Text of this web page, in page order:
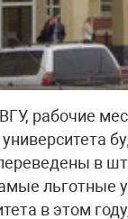
рабочие
в
льготные
в этом